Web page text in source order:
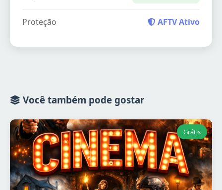
Proteção AFTV Ativo
Você também pode gostar
Grátis